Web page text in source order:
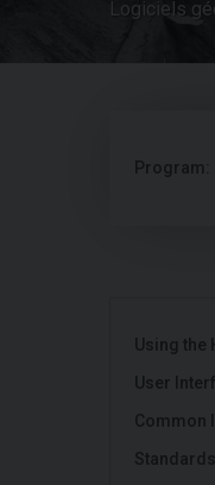
Logiciels
Program:
Using the
User
Common